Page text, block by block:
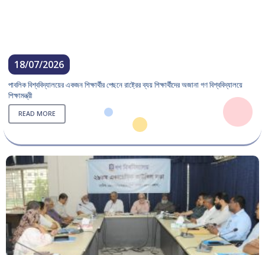
18/07/2026
পাবলিক বিশ্ববিদ্যালয়ের একজন শিক্ষার্থীর পেছনে রাষ্ট্রের ব্যয় শিক্ষার্থীদের অজানা গণ বিশ্ববিদ্যালয়ে
শিক্ষামন্ত্রী
READ MORE